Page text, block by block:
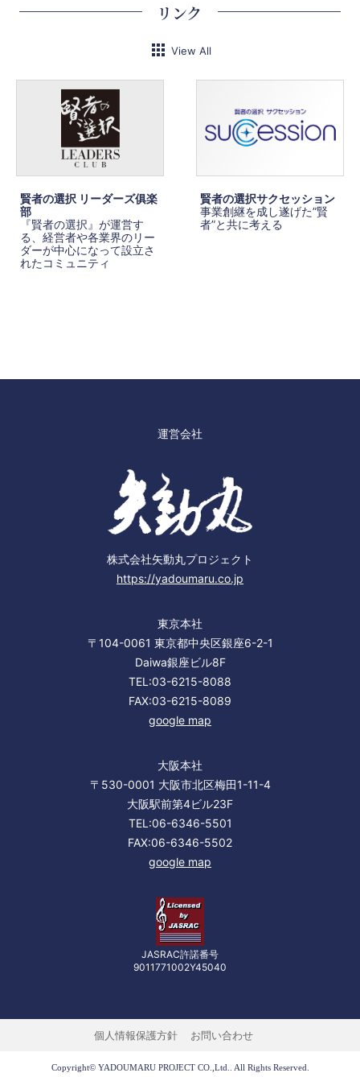
リンク
View All
賢者の選択 リーダーズ俱楽
部
『賢者の選択』が運営す
る、経営者や各業界のリー
ダーが中心になって設立さ
れたコミュニティ
賢者の選択サクセッション
事業創継を成し遂げた”賢
者”と共に考える
運営会社
株式会社矢動丸プロジェクト
https://yadoumaru.co.jp
東京本社
〒104-0061 東京都中央区銀座6-2-1
Daiwa銀座ビル8F
TEL:03-6215-8088
FAX:03-6215-8089
google map
大阪本社
〒530-0001 大阪市北区梅田1-11-4
大阪駅前第4ビル23F
TEL:06-6346-5501
FAX:06-6346-5502
google map
JASRAC許諾番号
9011771002Y45040
個人情報保護方針 お問い合わせ
Copyright© YADOUMARU PROJECT CO.,Ltd.. All Rights Reserved.